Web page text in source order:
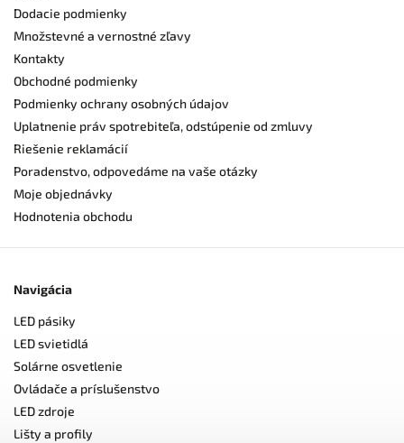
Dodacie podmienky
Množstevné a vernostné zľavy
Kontakty
Obchodné podmienky
Podmienky ochrany osobných údajov
Uplatnenie práv spotrebiteľa, odstúpenie od zmluvy
Riešenie reklamácií
Poradenstvo, odpovedáme na vaše otázky
Moje objednávky
Hodnotenia obchodu
Navigácia
LED pásiky
LED svietidlá
Solárne osvetlenie
Ovládače a príslušenstvo
LED zdroje
Lišty a profily